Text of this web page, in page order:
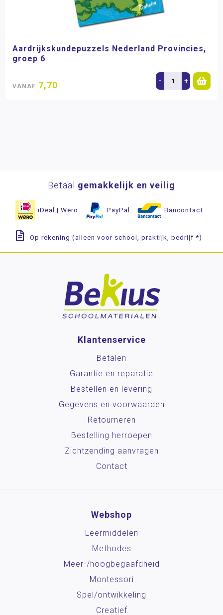
Aardrijkskundepuzzels Nederland Provincies,
groep 6
VANAF 7,70 - +
Betaal gemakkelijk en veilig
iDeal | Wero PayPal Bancontact
Op rekening (alleen voor school, praktijk, bedrijf *)
Klantenservice
Betalen
Garantie en reparatie
Bestellen en levering
Gegevens en voorwaarden
Retourneren
Bestelling herroepen
Zichtzending aanvragen
Contact
Webshop
Leermiddelen
Methodes
Meer-/hoog­begaafdheid
Montessori
Spel/ontwikkeling
Creatief